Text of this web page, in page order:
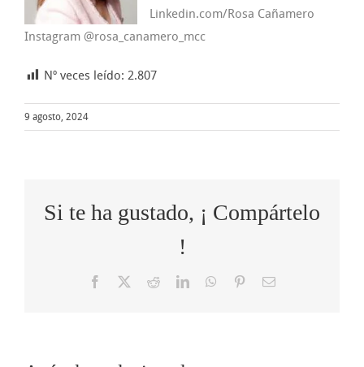
Linkedin.com/Rosa Cañamero
Instagram @rosa_canamero_mcc
Nº veces leído: 2.807
9 agosto, 2024
Si te ha gustado, ¡ Compártelo
!
Facebook RedditLinkedInWhatsApp
PinterestCorreo